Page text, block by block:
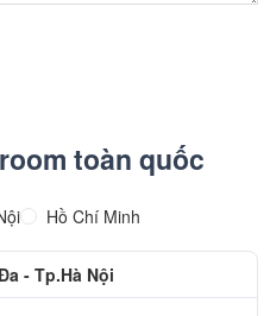
được hoàn thiện từ nhôm và
toàn quốc
Hồ Chí Minh
- Tp.Hà Nội